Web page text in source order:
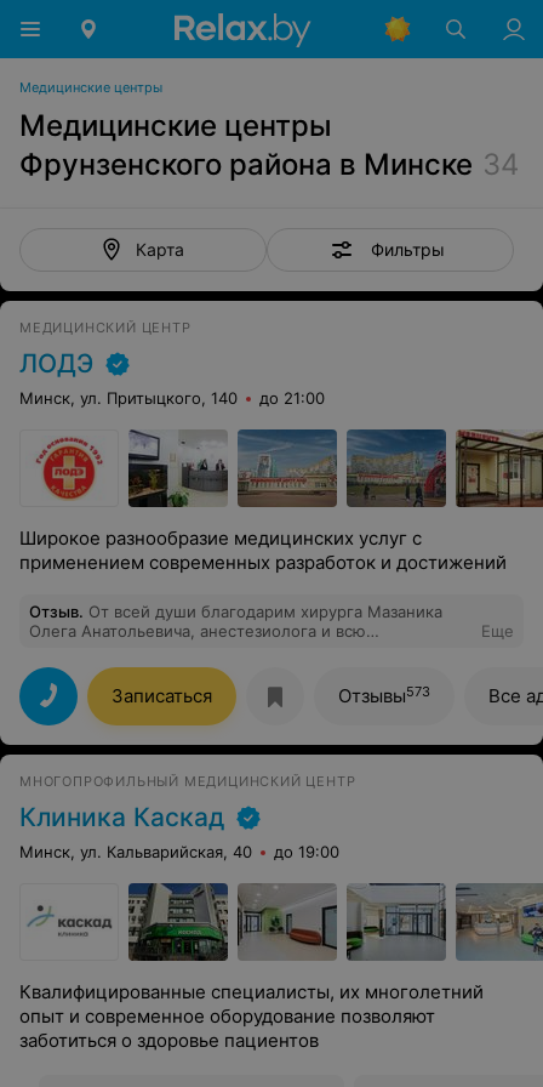
Медицинские центры
Медицинские центры
Фрунзенского района в Минске 34
Карта Фильтры
МЕДИЦИНСКИЙ ЦЕНТР
ЛОДЭ
Минск, ул. Притыцкого, 140 до 21:00
Широкое разнообразие медицинских услуг с
применением современных разработок и достижений
Отзыв. От всей души благодарим хирурга Мазаника
Олега Анатольевича, анестезиолога и всю
Денисом по вопросу аденоидов у лора Базевич, она
посоветовала Олега Анатольевича — и мы попали к
настоящему волшебнику. Ребёнок после операции
сразу задышал носом, без страха и боли. Особое
спасибо анестезиологу: вход в наркоз мягкий,
главное чудо. Олег Анатольевич, вы вернули нам
спокойные ночи и здоровое дыхание. Спасибо за ваши
руки и доброе сердце!
Еще
Записаться Отзывы573 Все
МНОГОПРОФИЛЬНЫЙ МЕДИЦИНСКИЙ ЦЕНТР
Клиника Каскад
Минск, ул. Кальварийская, 40 до 19:00
Квалифицированные специалисты, их многолетний
опыт и современное оборудование позволяют
заботиться о здоровье пациентов